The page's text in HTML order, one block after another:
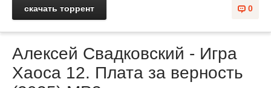
0
скачать торрент
Алексей Свадковский - Игра
Хаоса 12. Плата за верность